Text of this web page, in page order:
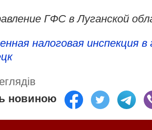
ГФС в Луганской
налоговая инспекция в
новиною